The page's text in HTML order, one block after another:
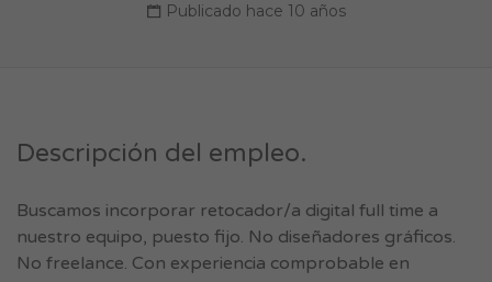
Publicado hace 10 años
Descripción del empleo.
Buscamos incorporar retocador/a digital full time a
nuestro equipo, puesto fijo. No diseñadores gráficos.
No freelance. Con experiencia comprobable en